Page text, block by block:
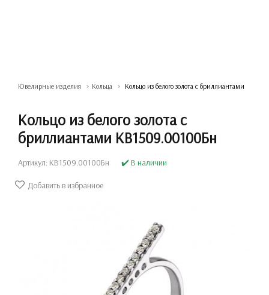
Ювелирные изделия Кольца Кольцо из белого золота с бриллиантами
Кольцо из белого золота с
бриллиантами КВ1509.00100Бн
Артикул: КВ1509.00100Бн ✔️ В наличии
Добавить в избранное